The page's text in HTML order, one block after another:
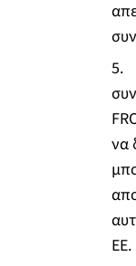
5.
να
ΕΕ.